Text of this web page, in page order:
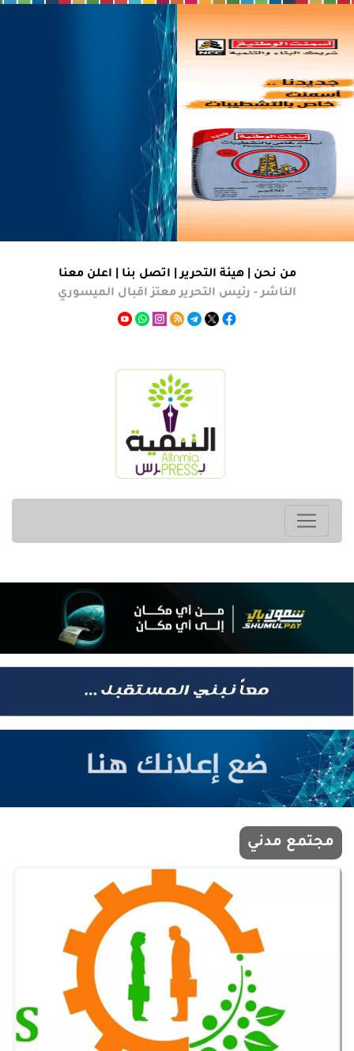
من نحن |هيئة التحرير اتصل بنا
اعلن معنا
الناشر - رئيس التحرير معتز اقبال الميسوري
مجتمع مدني